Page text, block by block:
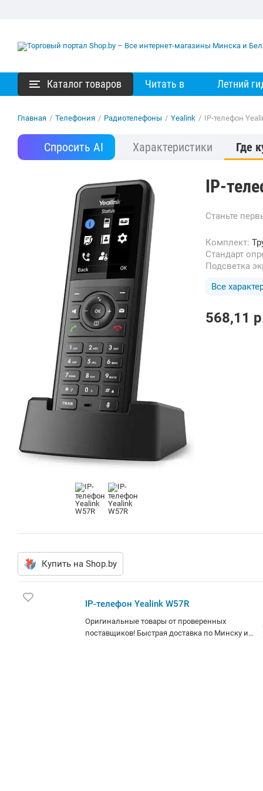
Каталог товаров Читать в Летний
Главная / Телефония / Радиотелефоны / Yealink / IP-телефон
Спросить AI Характеристики Где
IP-
Станьте
Комплект:
Стандарт
Подсветка
Все
568,11
Купить на Shop.by
IP-телефон Yealink W57R
Оригинальные товары от проверенных
поставщиков! Быстрая доставка по Минску и